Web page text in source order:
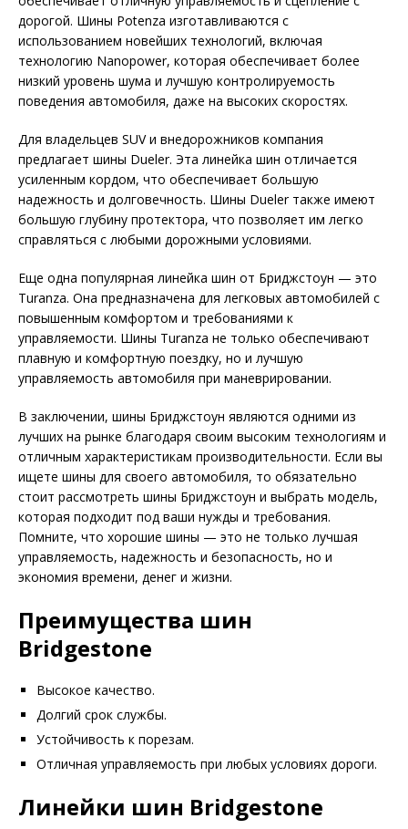
дорогой. Шины Potenza изготавливаются с
использованием новейших технологий, включая
технологию Nanopower, которая обеспечивает более
низкий уровень шума и лучшую контролируемость
поведения автомобиля, даже на высоких скоростях.
Для владельцев SUV и внедорожников компания
предлагает шины Dueler. Эта линейка шин отличается
усиленным кордом, что обеспечивает большую
надежность и долговечность. Шины Dueler также имеют
большую глубину протектора, что позволяет им легко
справляться с любыми дорожными условиями.
Еще одна популярная линейка шин от Бриджстоун — это
Turanza. Она предназначена для легковых автомобилей с
повышенным комфортом и требованиями к
управляемости. Шины Turanza не только обеспечивают
плавную и комфортную поездку, но и лучшую
управляемость автомобиля при маневрировании.
В заключении, шины Бриджстоун являются одними из
лучших на рынке благодаря своим высоким технологиям и
отличным характеристикам производительности. Если вы
ищете шины для своего автомобиля, то обязательно
стоит рассмотреть шины Бриджстоун и выбрать модель,
которая подходит под ваши нужды и требования.
Помните, что хорошие шины — это не только лучшая
управляемость, надежность и безопасность, но и
экономия времени, денег и жизни.
Преимущества шин
Bridgestone
Высокое качество.
Долгий срок службы.
Устойчивость к порезам.
Отличная управляемость при любых условиях дороги.
Линейки шин Bridgestone